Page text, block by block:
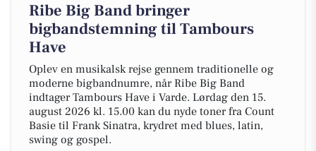
Ribe Big Band bringer
bigbandstemning til Tambours
Have
Oplev en musikalsk rejse gennem traditionelle og
moderne bigbandnumre, når Ribe Big Band
indtager Tambours Have i Varde. Lørdag den 15.
august 2026 kl. 15.00 kan du nyde toner fra Count
Basie til Frank Sinatra, krydret med blues, latin,
swing og gospel.